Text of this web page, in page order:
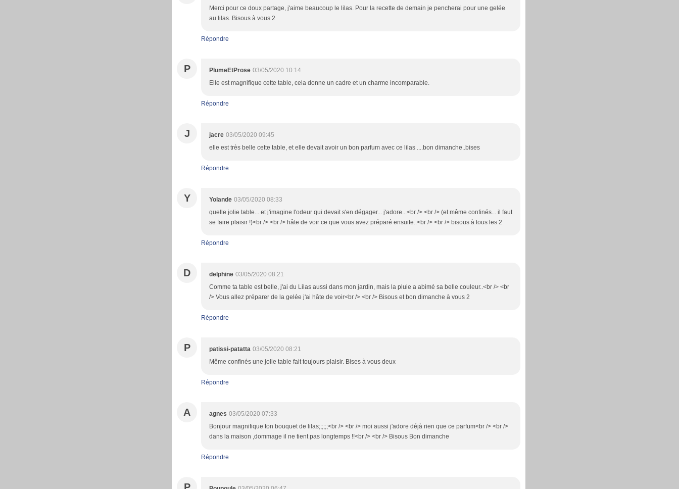
Merci pour ce doux partage, j'aime beaucoup le lilas. Pour la recette de demain je pencherai pour une gelée
au lilas. Bisous à vous 2
Répondre
P PlumeEtProse 03/05/2020 10:14
Elle est magnifique cette table, cela donne un cadre et un charme incomparable.
Répondre
J jacre 03/05/2020 09:45
elle est très belle cette table, et elle devait avoir un bon parfum avec ce lilas ....bon dimanche..bises
Répondre
Y Yolande 03/05/2020 08:33
quelle jolie table... et j'imagine l'odeur qui devait s'en dégager... j'adore...<br /> <br /> (et même confinés... il faut
se faire plaisir !)<br /> <br /> hâte de voir ce que vous avez préparé ensuite..<br /> <br /> bisous à tous les 2
Répondre
D delphine 03/05/2020 08:21
Comme ta table est belle, j'ai du Lilas aussi dans mon jardin, mais la pluie a abimé sa belle couleur..<br /> <br
/> Vous allez préparer de la gelée j'ai hâte de voir<br /> <br /> Bisous et bon dimanche à vous 2
Répondre
P patissi-patatta 03/05/2020 08:21
Même confinés une jolie table fait toujours plaisir. Bises à vous deux
Répondre
A agnes 03/05/2020 07:33
Bonjour magnifique ton bouquet de lilas;;;;;;<br /> <br /> moi aussi j'adore déjà rien que ce parfum<br /> <br />
dans la maison ,dommage il ne tient pas longtemps !!<br /> <br /> Bisous Bon dimanche
Répondre